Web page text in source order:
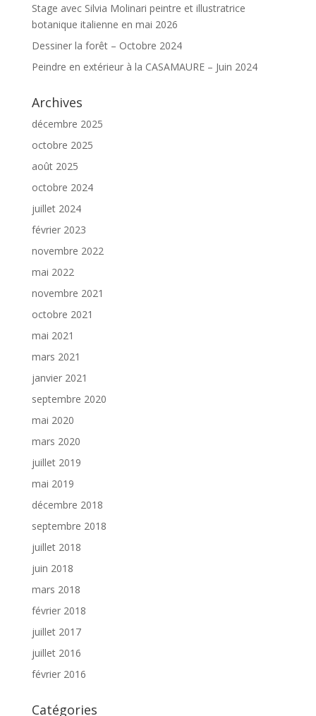
Stage avec Silvia Molinari peintre et illustratrice
botanique italienne en mai 2026
Dessiner la forêt – Octobre 2024
Peindre en extérieur à la CASAMAURE – Juin 2024
Archives
décembre 2025
octobre 2025
août 2025
octobre 2024
juillet 2024
février 2023
novembre 2022
mai 2022
novembre 2021
octobre 2021
mai 2021
mars 2021
janvier 2021
septembre 2020
mai 2020
mars 2020
juillet 2019
mai 2019
décembre 2018
septembre 2018
juillet 2018
juin 2018
mars 2018
février 2018
juillet 2017
juillet 2016
février 2016
Catégories